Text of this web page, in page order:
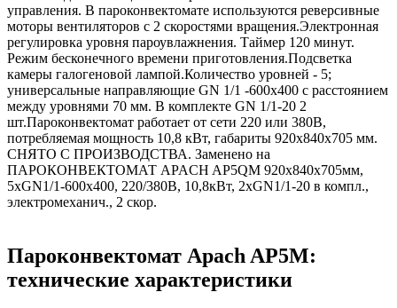
управления. В пароконвектомате используются реверсивные
моторы вентиляторов с 2 скоростями вращения.Электронная
регулировка уровня пароувлажнения. Таймер 120 минут.
Режим бесконечного времени приготовления.Подсветка
камеры галогеновой лампой.Количество уровней - 5;
универсальные направляющие GN 1/1 -600x400 c расстоянием
между уровнями 70 мм. В комплекте GN 1/1-20 2
шт.Пароконвектомат работает от сети 220 или 380В,
потребляемая мощность 10,8 кВт, габариты 920х840х705 мм.
СНЯТО С ПРОИЗВОДСТВА. Заменено на
ПАРОКОНВЕКТОМАТ APACH AP5QM 920х840х705мм,
5хGN1/1-600х400, 220/380В, 10,8кВт, 2хGN1/1-20 в компл.,
электромеханич., 2 скор.
Пароконвектомат Apach AP5M:
технические характеристики